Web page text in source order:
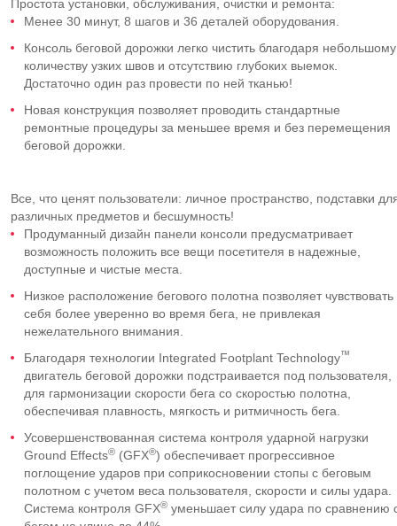
Простота установки, обслуживания, очистки и ремонта:
Менее 30 минут, 8 шагов и 36 деталей оборудования.
Консоль беговой дорожки легко чистить благодаря небольшому
количеству узких швов и отсутствию глубоких выемок.
Достаточно один раз провести по ней тканью!
Новая конструкция позволяет проводить стандартные
ремонтные процедуры за меньшее время и без перемещения
беговой дорожки.
Все, что ценят пользователи: личное пространство, подставки
различных предметов и бесшумность!
Продуманный дизайн панели консоли предусматривает
возможность положить все вещи посетителя в надежные,
доступные и чистые места.
Низкое расположение бегового полотна позволяет чувствовать
себя более уверенно во время бега, не привлекая
нежелательного внимания.
Благодаря технологии Integrated Footplant Technology™
двигатель беговой дорожки подстраивается под пользователя,
для гармонизации скорости бега со скоростью полотна,
обеспечивая плавность, мягкость и ритмичность бега.
Усовершенствованная система контроля ударной нагрузки
Ground Effects® (GFX®) обеспечивает прогрессивное
поглощение ударов при соприкосновении стопы с беговым
полотном с учетом веса пользователя, скорости и силы удара.
Система контроля GFX® уменьшает силу удара по сравнению